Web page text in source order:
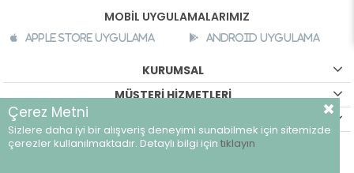
MOBİL UYGULAMALARIMIZ
Apple Store Uygulama Android Uygulama
KURUMSAL
MÜŞTERİ HİZMETLERİ
©breeze.com.tr - Tüm hakları saklıdır.
Çerez Metni
Sizlere daha iyi bir alışveriş deneyimi sunabilmek için sitemizde
çerezler kullanılmaktadır. Detaylı bilgi için tıklayın